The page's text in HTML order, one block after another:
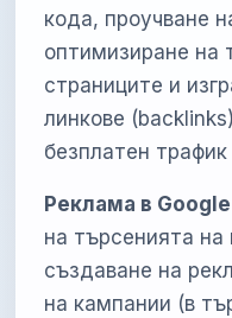
кода, проучване
оптимизиране на
страниците и
линкове
безплатен
Реклама в
на търсенията на
създаване на
на кампании (в